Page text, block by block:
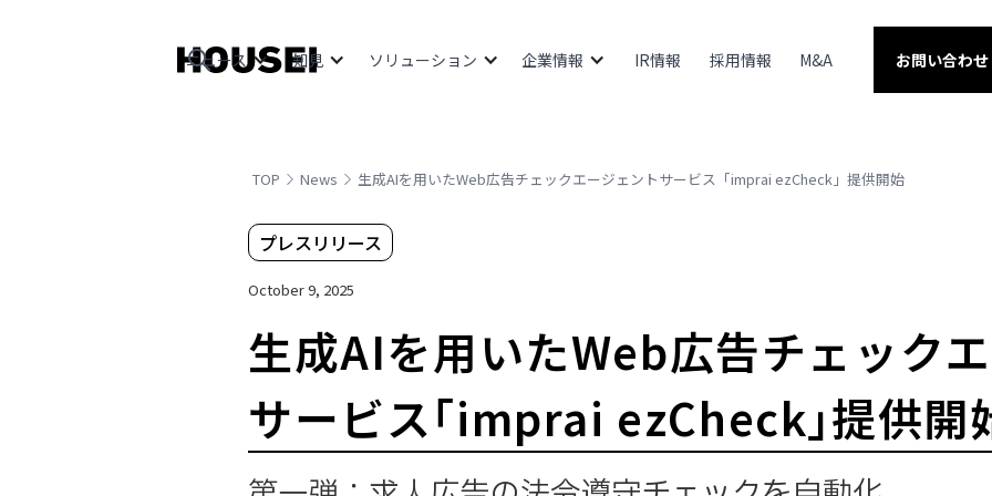
ニュース 知見 ソリューション 企業情報 IR情報 採用情報 M&A お問い合わせ
TOP News 生成AIを用いたWeb広告チェックエージェントサービス「imprai ezCheck」提供開始
プレスリリース
October 9, 2025
生成AIを用いたWeb広告チェック
サービス「imprai ezCheck」提供開